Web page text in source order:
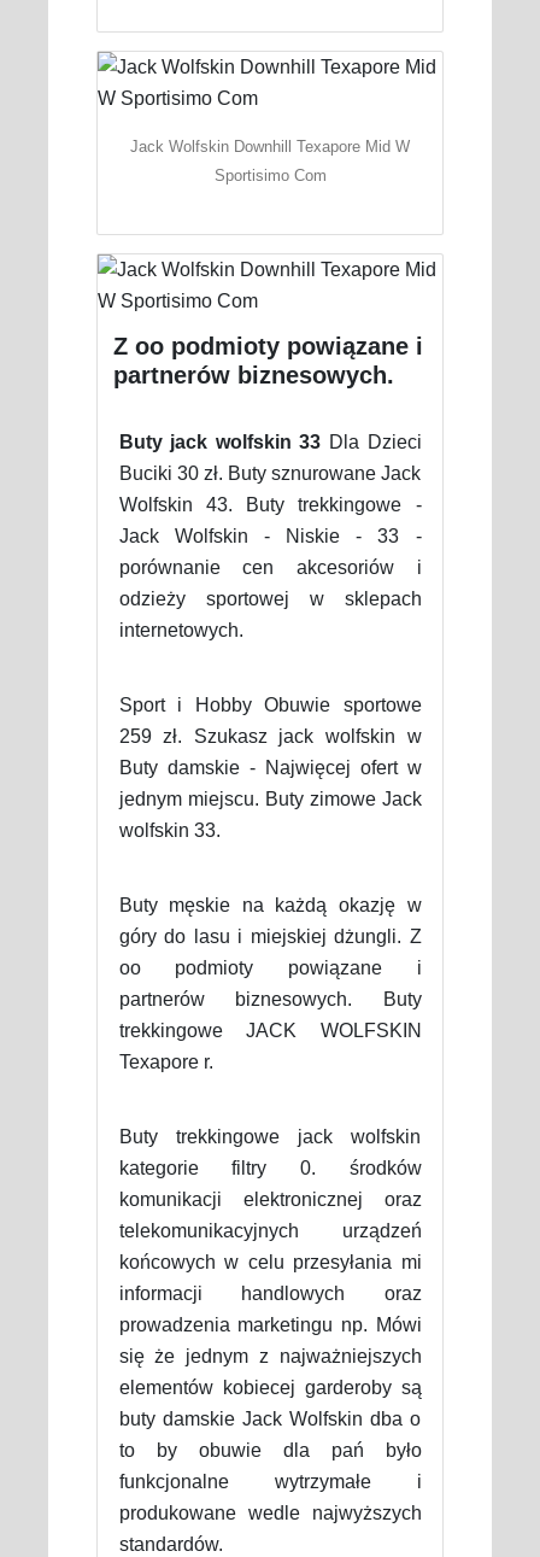
Jack Wolfskin Downhill Texapore Mid W
Sportisimo Com
Z oo podmioty powiązane i
partnerów biznesowych.
Buty jack wolfskin 33 Dla Dzieci
Buciki 30 zł. Buty sznurowane Jack
Wolfskin 43. Buty trekkingowe -
Jack Wolfskin - Niskie - 33 -
porównanie cen akcesoriów i
odzieży sportowej w sklepach
internetowych.
Sport i Hobby Obuwie sportowe
259 zł. Szukasz jack wolfskin w
Buty damskie - Najwięcej ofert w
jednym miejscu. Buty zimowe Jack
wolfskin 33.
Buty męskie na każdą okazję w
góry do lasu i miejskiej dżungli. Z
oo podmioty powiązane i
partnerów biznesowych. Buty
trekkingowe JACK WOLFSKIN
Texapore r.
Buty trekkingowe jack wolfskin
kategorie filtry 0. środków
komunikacji elektronicznej oraz
telekomunikacyjnych urządzeń
końcowych w celu przesyłania mi
informacji handlowych oraz
prowadzenia marketingu np. Mówi
się że jednym z najważniejszych
elementów kobiecej garderoby są
buty damskie Jack Wolfskin dba o
to by obuwie dla pań było
funkcjonalne wytrzymałe i
produkowane wedle najwyższych
standardów.